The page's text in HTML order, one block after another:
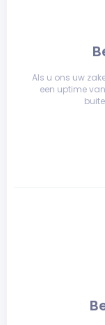
Als u ons uw
een uptime